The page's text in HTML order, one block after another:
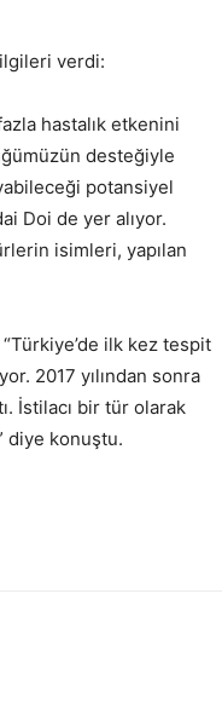
verdi:
hastalık etkenini
desteğiyle
potansiyel
Doi de yer alıyor.
isimleri, yapılan
ilk kez tespit
2017 yılından sonra
İstilacı bir tür olarak
diye konuştu.